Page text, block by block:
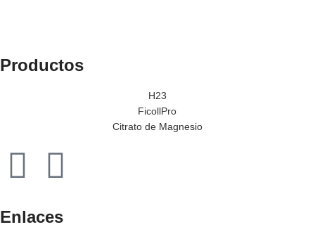
Productos
H23
FicollPro
Citrato de Magnesio
Enlaces